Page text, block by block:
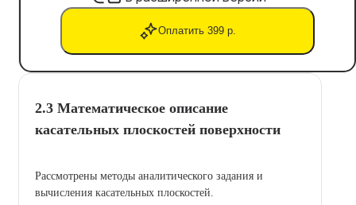
Оплатить 399 р.
2.3 Математическое описание
касательных плоскостей поверхности
Рассмотрены методы аналитического задания и
вычисления касательных плоскостей.